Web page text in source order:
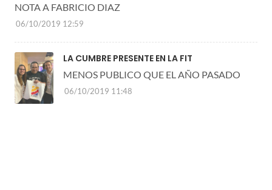
NOTA A FABRICIO DIAZ
06/10/2019 12:59
LA CUMBRE PRESENTE EN LA FIT
MENOS PUBLICO QUE EL AÑO PASADO
06/10/2019 11:48